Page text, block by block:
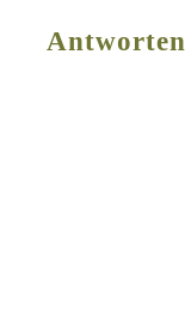
Antworten